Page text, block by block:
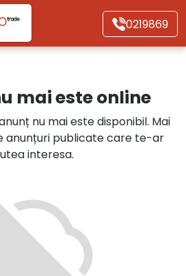
principal
0219869
mai este online
nu mai este disponibil. Mai
anunțuri publicate care te-ar
interesa.